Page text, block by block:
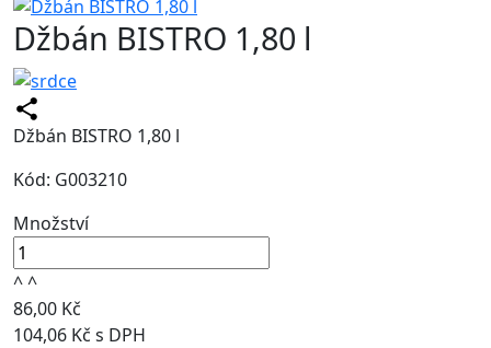
Džbán BISTRO 1,80 l
Džbán BISTRO 1,80 l
Kód: G003210
Množství
^^
86,00 Kč
104,06 Kč s DPH